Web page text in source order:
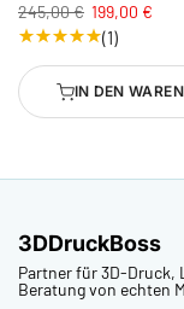
245,00 € 199,00 €
(1)
IN DEN
3DDruckBoss
Partner für 3D-Druck,
Beratung von echten